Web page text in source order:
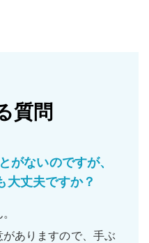
質問
がないのですが、
大丈夫ですか？
ありますので、手ぶ